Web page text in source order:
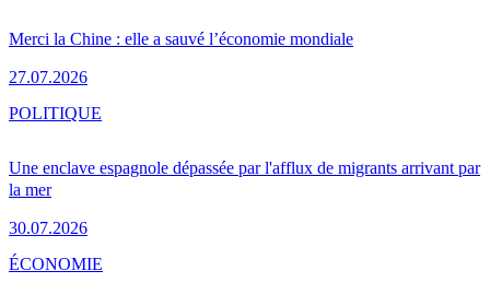
Merci la Chine : elle a sauvé l’économie mondiale
27.07.2026
Une enclave espagnole dépassée par l'afflux de migrants arrivant par
la mer
30.07.2026
POLITIQUE
ÉCONOMIE